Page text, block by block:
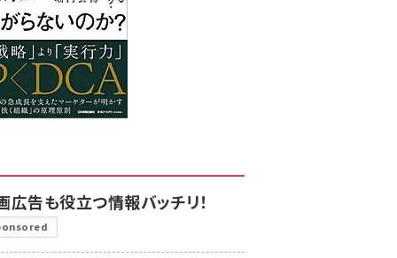
8月7日 10:00
広告も役立つ情報バッチリ！